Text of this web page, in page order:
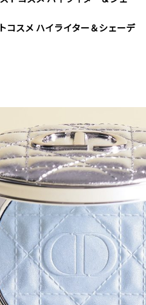
コスメ ハイライター＆シェーデ